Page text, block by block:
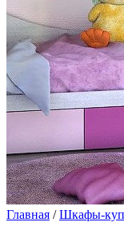
Главная /Шкафы-